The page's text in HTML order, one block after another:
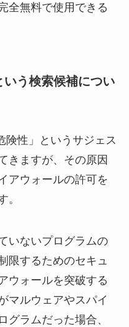
全無料で使用できる
いう検索候補につい
険性」というサジェス
きますが、その原因
アウォールの許可を
。
いないプログラムの
限するためのセキュ
ウォールを突破する
マルウェアやスパイ
グラムだった場合、